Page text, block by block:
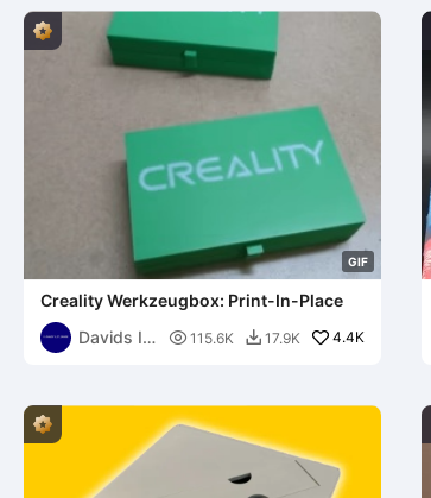
GIF
Creality Werkzeugbox: Print-In-Place
Davids IT
 115.6K  17.9K 4.4K